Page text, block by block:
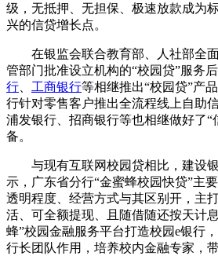
级，无抵押、无担保、极速放款成为
兴的信贷增长点。
在银监会联合教育部、人社部全面
管部门批准设立机构的“校园贷”服务后
行
工商银行等相继推出“校园贷”产
行针对零售客户推出全流程线上自助
浦发银行、招商银行等也相继做好了“
备。
与现有互联网校园贷相比，建设银
示，广东省分行“金蜜蜂校园快贷”主
透明程度、经营方式与其区别开，主
活、可全额提现、且随借随还按天计
蜂”校园金融服务平台打造校园e银行
行长团队作用，培养校内金融专家，